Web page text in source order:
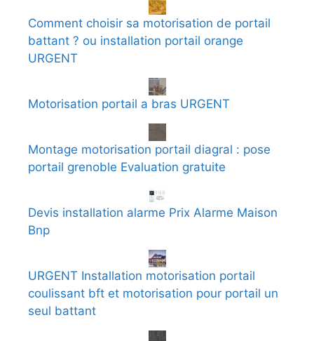
Comment choisir sa motorisation de portail
battant ? ou installation portail orange
URGENT
Motorisation portail a bras URGENT
Montage motorisation portail diagral : pose
portail grenoble Evaluation gratuite
Devis installation alarme Prix Alarme Maison
Bnp
URGENT Installation motorisation portail
coulissant bft et motorisation pour portail un
seul battant